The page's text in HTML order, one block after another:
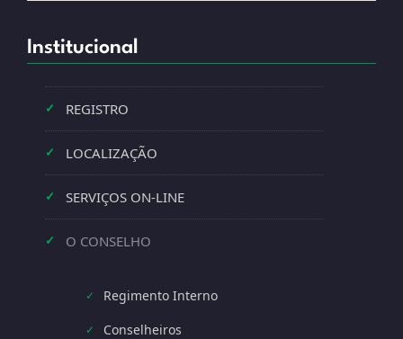
Institucional
✓ REGISTRO
✓ LOCALIZAÇÃO
✓ SERVIÇOS ON-LINE
✓ O CONSELHO
✓ Regimento Interno
✓ Conselheiros